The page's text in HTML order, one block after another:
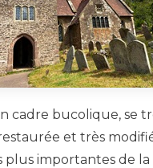
cadre bucolique, se
et très
plus importantes de